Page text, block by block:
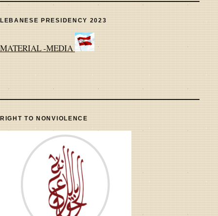
LEBANESE PRESIDENCY 2023
MATERIAL -MEDIA
RIGHT TO NONVIOLENCE